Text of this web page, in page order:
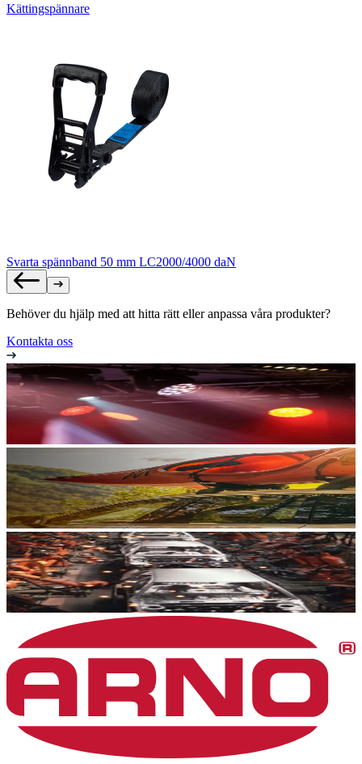
Kättingspännare
Svarta spännband 50 mm LC2000/4000 daN
Behöver du hjälp med att hitta rätt eller anpassa våra produkter?
Kontakta oss